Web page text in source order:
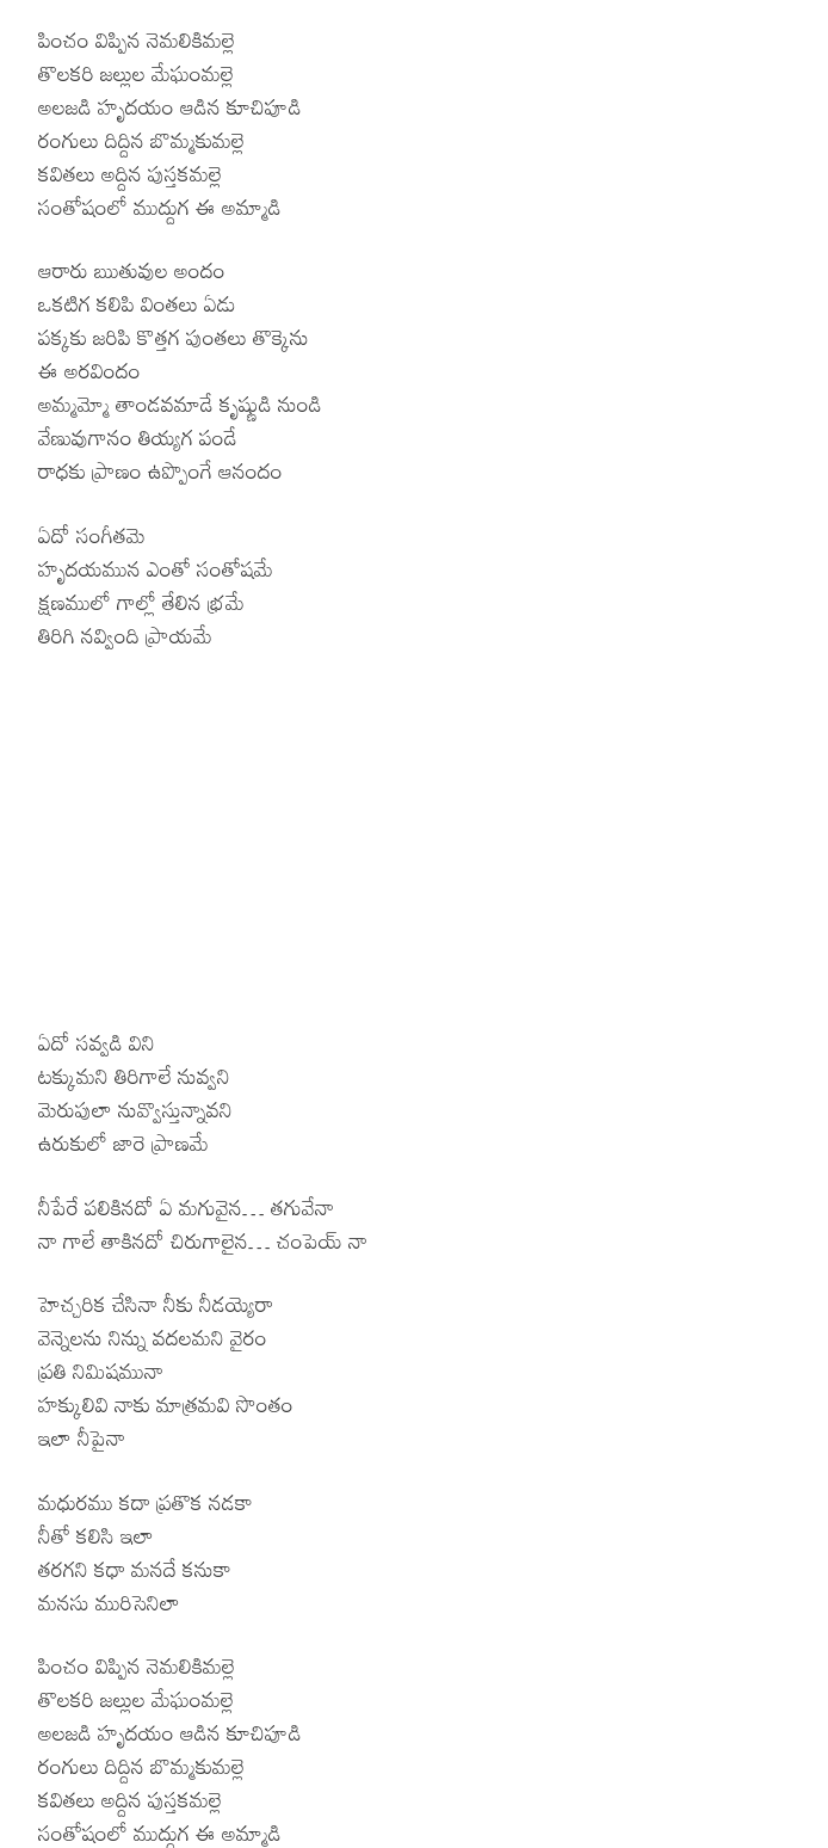
పించం విప్పిన నెమలికిమల్లె
తొలకరి జల్లుల మేఘంమల్లె
అలజడి హృదయం ఆడిన కూచిపూడి
రంగులు దిద్దిన బొమ్మకుమల్లె
కవితలు అద్దిన పుస్తకమల్లె
సంతోషంలో ముద్దుగ ఈ అమ్మాడి
ఆరారు ఋతువుల అందం
ఒకటిగ కలిపి వింతలు ఏడు
పక్కకు జరిపి కొత్తగ పుంతలు తొక్కెను
ఈ అరవిందం
అమ్మమ్మో తాండవమాడే కృష్ణుడి నుండి
వేణువుగానం తియ్యగ పండే
రాధకు ప్రాణం ఉప్పొంగే ఆనందం
ఏదో సంగీతమె
హృదయమున ఎంతో సంతోషమే
క్షణములో గాల్లో తేలిన భ్రమే
తిరిగి నవ్వింది ప్రాయమే
ఏదో సవ్వడి విని
టక్కుమని తిరిగాలే నువ్వని
మెరుపులా నువ్వొస్తున్నావని
ఉరుకులో జారె ప్రాణమే
నీపేరే పలికినదో ఏ మగువైన… తగువేనా
నా గాలే తాకినదో చిరుగాలైన… చంపెయ్ నా
హెచ్చరిక చేసినా నీకు నీడయ్యెరా
వెన్నెలను నిన్ను వదలమని వైరం
ప్రతి నిమిషమునా
హక్కులివి నాకు మాత్రమవి సొంతం
ఇలా నీపైనా
మధురము కదా ప్రతొక నడకా
నీతో కలిసి ఇలా
తరగని కధా మనదే కనుకా
మనసు మురిసెనిలా
పించం విప్పిన నెమలికిమల్లె
తొలకరి జల్లుల మేఘంమల్లె
అలజడి హృదయం ఆడిన కూచిపూడి
రంగులు దిద్దిన బొమ్మకుమల్లె
కవితలు అద్దిన పుస్తకమల్లె
సంతోషంలో ముద్దుగ ఈ అమ్మాడి